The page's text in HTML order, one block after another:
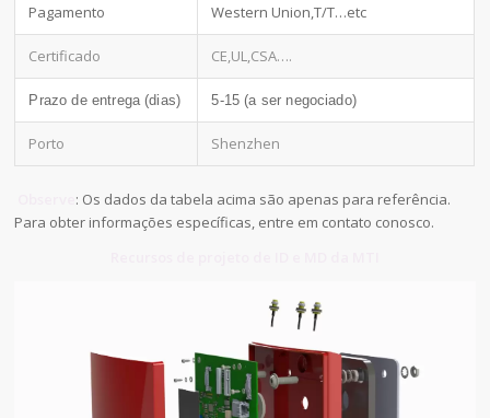
Pagamento Western Union,T/T…etc
Certificado CE,UL,CSA….
Prazo de entrega (dias) 5-15 (a ser negociado)
Porto Shenzhen
: Os dados da tabela acima são apenas para referência.
Para obter informações específicas, entre em contato conosco.